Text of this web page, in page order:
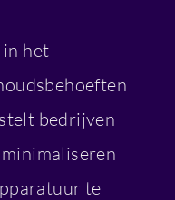
het
bedrijven
te